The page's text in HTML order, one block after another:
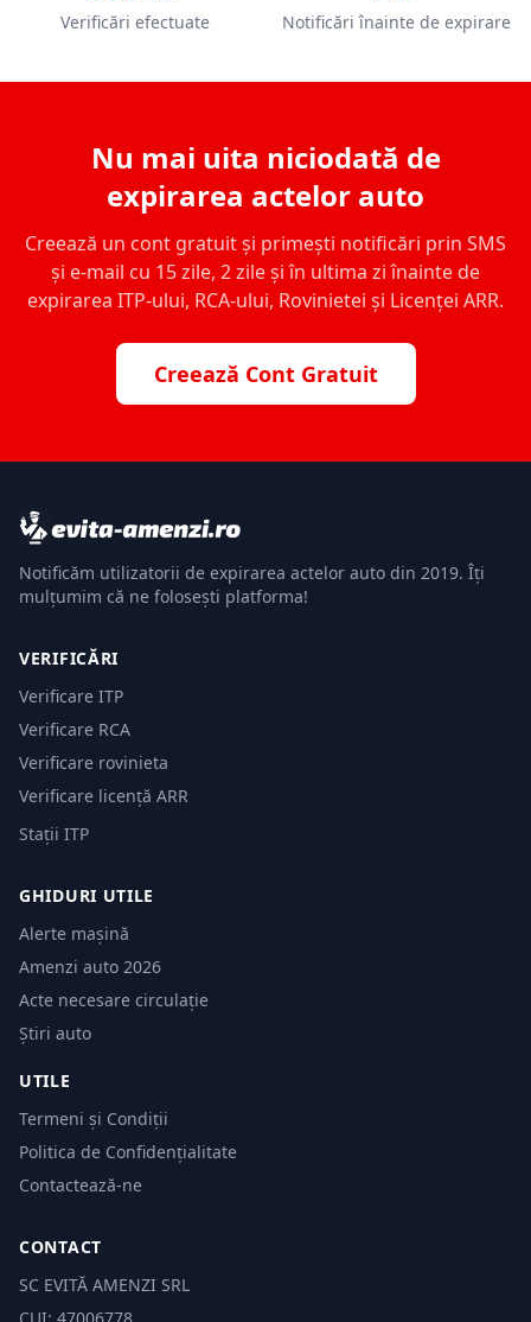
Verificări efectuate Notificări înainte de expirare
Nu mai uita niciodată de
expirarea actelor auto
Creează un cont gratuit și primești notificări prin SMS
și e-mail cu 15 zile, 2 zile și în ultima zi înainte de
expirarea ITP-ului, RCA-ului, Rovinietei și Licenței ARR.
Creează Cont Gratuit
Notificăm utilizatorii de expirarea actelor auto din 2019. Îți
mulțumim că ne folosești platforma!
VERIFICĂRI
Verificare ITP
Verificare RCA
Verificare rovinieta
Verificare licență ARR
Stații ITP
GHIDURI UTILE
Alerte mașină
Amenzi auto 2026
Acte necesare circulație
Știri auto
UTILE
Termeni și Condiții
Politica de Confidențialitate
Contactează-ne
CONTACT
SC EVITĂ AMENZI SRL